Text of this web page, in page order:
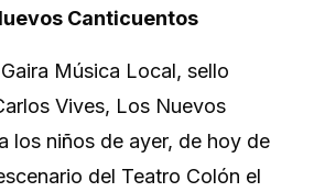
Canticuentos
Música Local, sello
Vives, Los Nuevos
los niños de ayer, de hoy de
del Teatro Colón el